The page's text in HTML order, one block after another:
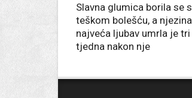
Slavna glumica borila se s
teškom bolešću, a njezina
najveća ljubav umrla je tri
tjedna nakon nje